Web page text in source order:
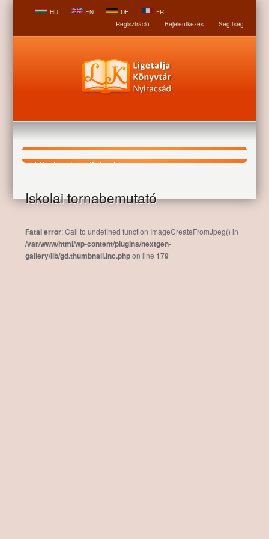
HU EN DE
FR
Regisztráció
| Bejelentkezés | Segítség
Hírek, aktualitások
Nyitólap Hírek, aktualitások Iskolai tornabemutató
Iskolai tornabemutató
Fatal error: Call to undefined function ImageCreateFromJpeg() in
/var/www/html/wp-content/plugins/nextgen-
gallery/lib/gd.thumbnail.inc.phpon line179